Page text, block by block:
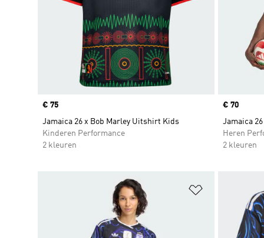
Price
€ 75
Jamaica 26 x Bob Marley Uitshirt Kids
Kinderen Performance
2 kleuren
Price
€ 70
Jamaica
Heren
2 kleuren
Op